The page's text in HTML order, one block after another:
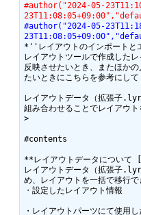
#author("2024-05-
#author("2024-05-
*''レイアウトのインポート
レイアウトツールで作成した
反映させたいとき、またほか
たいときにこちらを参考にし
レイアウトデータ（拡張子
組み合わせることでレイアウト
>
#contents
**レイアウトデータについて
レイアウトデータ（拡張子
め、レイアウトを一括で移行で
・設定したレイアウト情報
・レイアウトパーツにて使用